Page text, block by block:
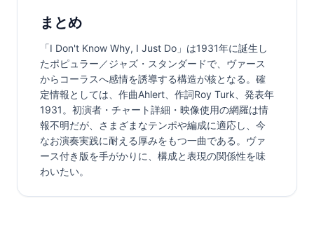
まとめ
「I Don't Know Why, I Just Do」は1931年に誕生し
たポピュラー／ジャズ・スタンダードで、ヴァース
からコーラスへ感情を誘導する構造が核となる。確
定情報としては、作曲Ahlert、作詞Roy Turk、発表年
1931。初演者・チャート詳細・映像使用の網羅は情
報不明だが、さまざまなテンポや編成に適応し、今
なお演奏実践に耐える厚みをもつ一曲である。ヴァ
ース付き版を手がかりに、構成と表現の関係性を味
わいたい。